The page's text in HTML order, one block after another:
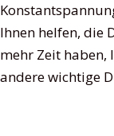
Ihnen helfen, die
mehr Zeit haben,
andere wichtige